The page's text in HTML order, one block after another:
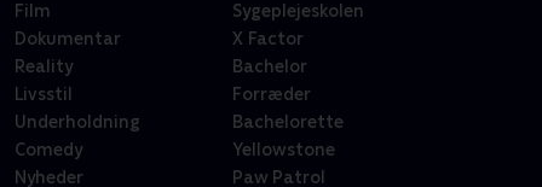
Film
Dokumentar
Reality
Livsstil
Underholdning
Comedy
Nyheder
Sygeplejeskolen
X Factor
Bachelor
Forræder
Bachelorette
Yellowstone
Paw Patrol